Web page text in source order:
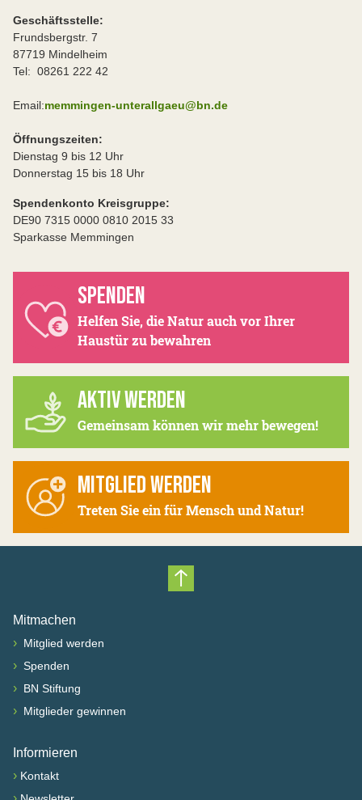
Geschäftsstelle:
Frundsbergstr. 7
87719 Mindelheim
Tel: 08261 222 42
Email:memmingen-unterallgaeu@bn.de
Öffnungszeiten:
Dienstag 9 bis 12 Uhr
Donnerstag 15 bis 18 Uhr
Spendenkonto Kreisgruppe:
DE90 7315 0000 0810 2015 33
Sparkasse Memmingen
SPENDEN
Helfen Sie, die Natur auch vor Ihrer
Haustür zu bewahren
AKTIV WERDEN
Gemeinsam können wir mehr bewegen!
MITGLIED WERDEN
Treten Sie ein für Mensch und Natur!
Nach oben scrollen
Mitmachen
› Mitglied werden
› Spenden
› BN Stiftung
› Mitglieder gewinnen
Informieren
› Kontakt